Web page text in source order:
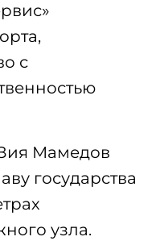
с
Мамедов
государства
узла.